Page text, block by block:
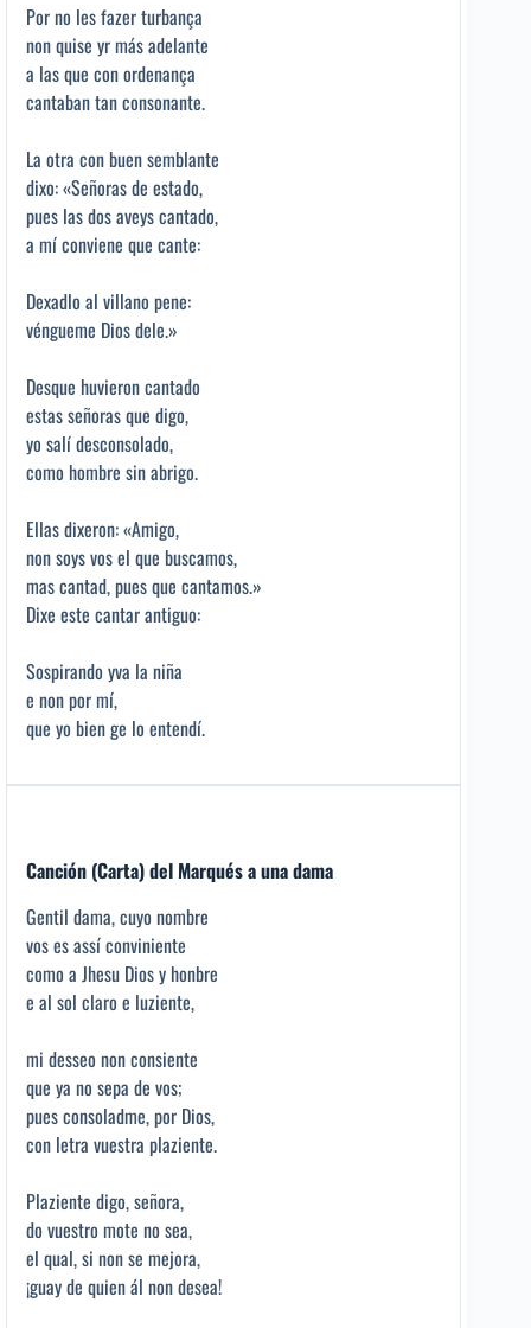
Por no les fazer turbança
non quise yr más adelante
a las que con ordenança
cantaban tan consonante.
La otra con buen semblante
dixo: «Señoras de estado,
pues las dos aveys cantado,
a mí conviene que cante:
Dexadlo al villano pene:
véngueme Dios dele.»
Desque huvieron cantado
estas señoras que digo,
yo salí desconsolado,
como hombre sin abrigo.
Ellas dixeron: «Amigo,
non soys vos el que buscamos,
mas cantad, pues que cantamos.»
Dixe este cantar antiguo:
Sospirando yva la niña
e non por mí,
que yo bien ge lo entendí.
Canción (Carta) del Marqués a una dama
Gentil dama, cuyo nombre
vos es assí conviniente
como a Jhesu Dios y honbre
e al sol claro e luziente,
mi desseo non consiente
que ya no sepa de vos;
pues consoladme, por Dios,
con letra vuestra plaziente.
Plaziente digo, señora,
do vuestro mote no sea,
el qual, si non se mejora,
¡guay de quien ál non desea!